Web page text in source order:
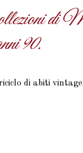
di
90.
di abiti